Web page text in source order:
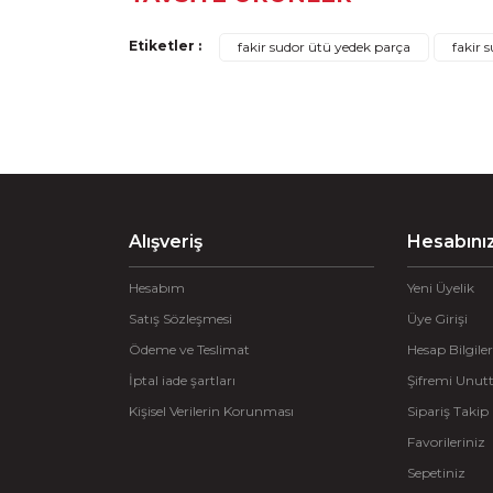
Fakir Sudor İç Conta
387,51 TL
Etiketler : fakir sudor ütü yedek parça fakir
Alışveriş
Hesabım
Satış Sözleşmesi
Ödeme ve Teslimat
İptal iade şartları
Kişisel Verilerin Korunması
Yeni Üyelik
Üye Girişi
Hesap
Şifremi
Sipariş Takip
Favorileriniz
Sepetiniz